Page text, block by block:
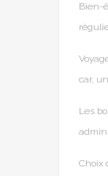
Bien-
car,
Les
Choix